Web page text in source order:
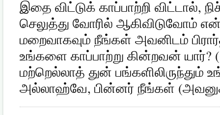
இதை விட்டுக் காப்பாற்றி விட்டால்,
செலுத்து வோரில் ஆகிவிடுவோம்
மறைவாகவும் நீங்கள் அவனிடம்
உங்களை காப்பாற்று கின்றவன் யார்?
மற்றெல்லாத் துன் பங்களிலிருந்தும்
அல்லாஹ்வே, பின்னர் நீங்கள்